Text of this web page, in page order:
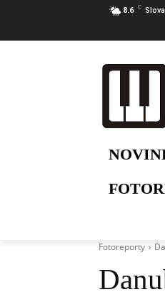
8.6 C
Fotoreporty